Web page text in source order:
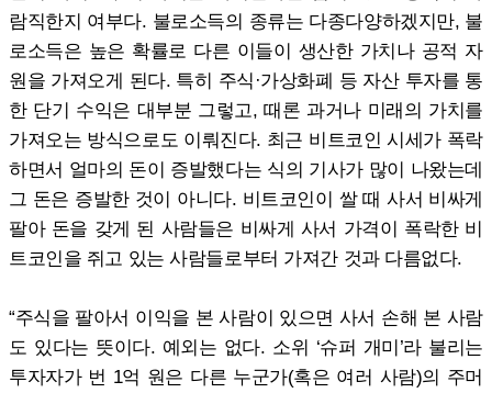
람직한지 여부다. 불로소득의 종류는 다종다양하겠지만, 불
로소득은 높은 확률로 다른 이들이 생산한 가치나 공적 자
원을 가져오게 된다. 특히 주식·가상화폐 등 자산 투자를 통
한 단기 수익은 대부분 그렇고, 때론 과거나 미래의 가치를
가져오는 방식으로도 이뤄진다. 최근 비트코인 시세가 폭락
하면서 얼마의 돈이 증발했다는 식의 기사가 많이 나왔는데
그 돈은 증발한 것이 아니다. 비트코인이 쌀 때 사서 비싸게
팔아 돈을 갖게 된 사람들은 비싸게 사서 가격이 폭락한 비
트코인을 쥐고 있는 사람들로부터 가져간 것과 다름없다.
“주식을 팔아서 이익을 본 사람이 있으면 사서 손해 본 사람
도 있다는 뜻이다. 예외는 없다. 소위 ‘슈퍼 개미’라 불리는
투자자가 번 1억 원은 다른 누군가(혹은 여러 사람)의 주머